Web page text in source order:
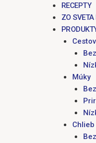
RECEPTY
ZO SVETA
Múky